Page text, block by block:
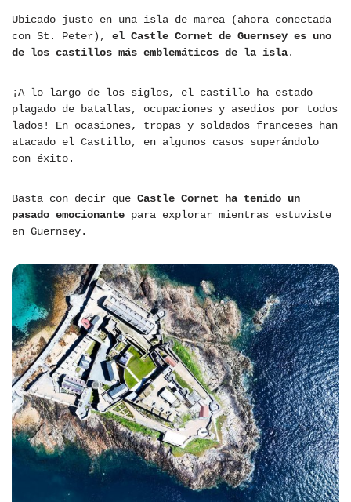
Ubicado justo en una isla de marea (ahora conectada
con St. Peter), el Castle Cornet de Guernsey es uno
de los castillos más emblemáticos de la isla.
¡A lo largo de los siglos, el castillo ha estado
plagado de batallas, ocupaciones y asedios por todos
lados! En ocasiones, tropas y soldados franceses han
atacado el Castillo, en algunos casos superándolo
con éxito.
Basta con decir que Castle Cornet ha tenido un
pasado emocionante para explorar mientras estuviste
en Guernsey.